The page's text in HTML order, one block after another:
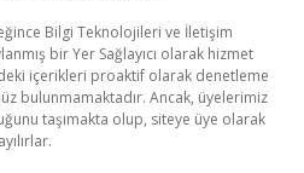
Bilgi Teknolojileri ve İletişim
bir Yer Sağlayıcı olarak hizmet
içerikleri proaktif olarak denetleme
bulunmamaktadır. Ancak, üyelerimiz
taşımakta olup, siteye üye olarak